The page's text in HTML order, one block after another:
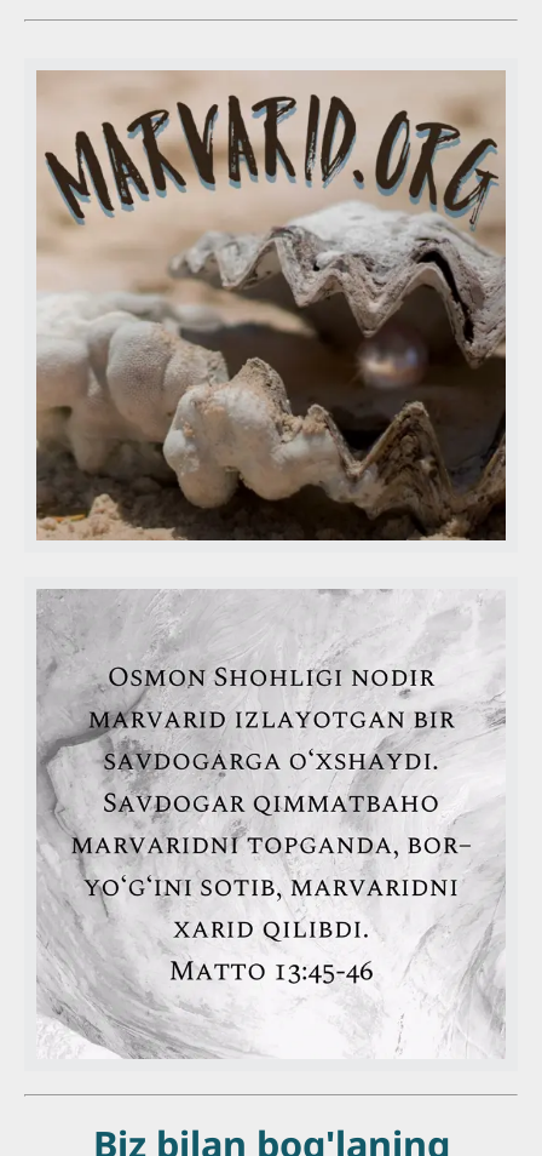
Biz bilan bog'laning